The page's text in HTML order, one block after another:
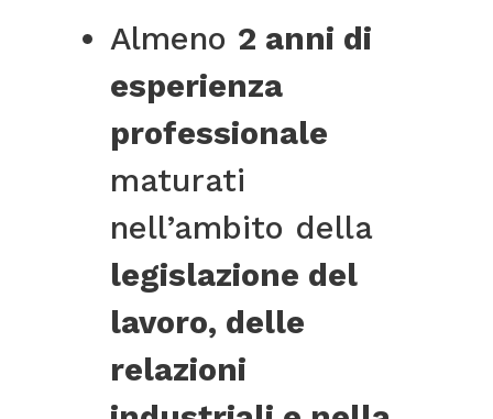
Almeno 2 anni di
esperienza
professionale
maturati
nell’ambito della
legislazione del
lavoro, delle
relazioni